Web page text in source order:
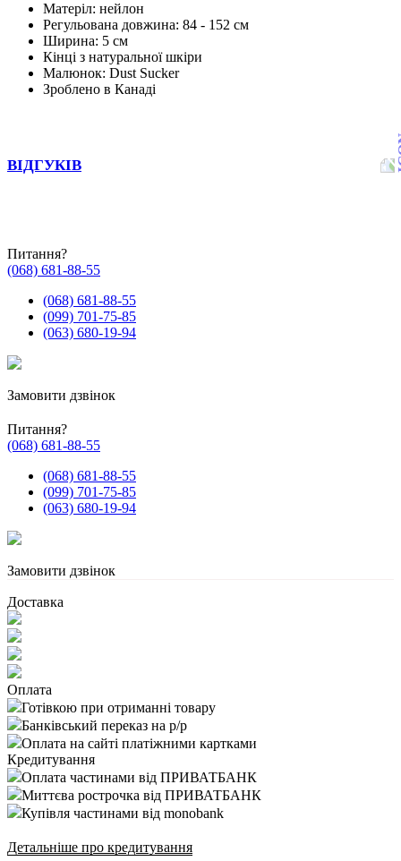
Матеріл: нейлон
Регульована довжина: 84 - 152 см
Ширина: 5 см
Кінці з натуральної шкіри
Малюнок: Dust Sucker
Зроблено в Канаді
ВІДГУКІВ
Питання?
(068) 681-88-55
(068) 681-88-55
(099) 701-75-85
(063) 680-19-94
Замовити дзвінок
Питання?
(068) 681-88-55
(068) 681-88-55
(099) 701-75-85
(063) 680-19-94
Замовити дзвінок
Доставка
Оплата
Готівкою при отриманні товару
Банківський переказ на р/р
Оплата на сайті платіжними картками
Кредитування
Оплата частинами від ПРИВАТБАНК
Миттєва рострочка від ПРИВАТБАНК
Купівля частинами від monobank
Детальніше про кредитування